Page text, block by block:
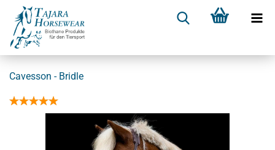
Cavesson - Bridle